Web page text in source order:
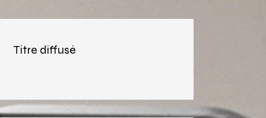
Titre diffusé